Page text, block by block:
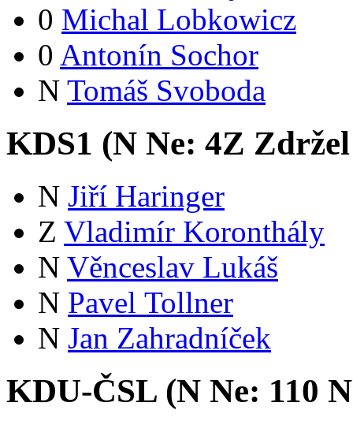
0 Michal Lobkowicz
0 Antonín Sochor
N Tomáš Svoboda
KDS1 (N Ne: 4Z
N Jiří Haringer
Z Vladimír Koronthály
N Věnceslav Lukáš
N Pavel Tollner
N Jan Zahradníček
KDU-ČSL (N Ne: 110